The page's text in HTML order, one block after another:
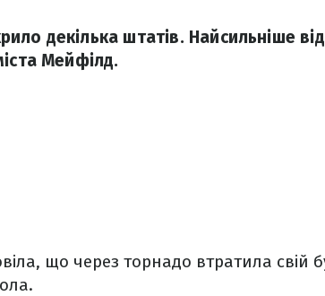
декілька штатів. Найсильніше від
Мейфілд.
що через торнадо втратила свій